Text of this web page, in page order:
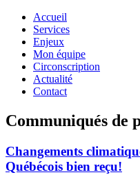
Accueil
Services
Enjeux
Mon équipe
Circonscription
Actualité
Contact
Communiqués de
Changements
Québécois bien reçu!